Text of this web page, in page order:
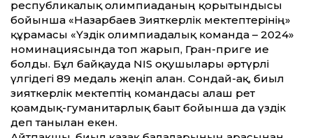
республикалық олимпиаданың қорытындысы
бойынша «Назарбаев Зияткерлік мектептерінің»
құрамасы «Үздік олимпиадалық команда – 2024»
номинациясында топ жарып, Гран-приге ие
болды. Бұл байқауда NIS оқушылары әртүрлі
үлгідегі 89 медаль жеңіп алған. Сондай-ақ, биыл
зияткерлік мектептің командасы алғаш рет
қоғамдық-гуманитарлық бағыт бойынша да үздік
деп танылған екен.